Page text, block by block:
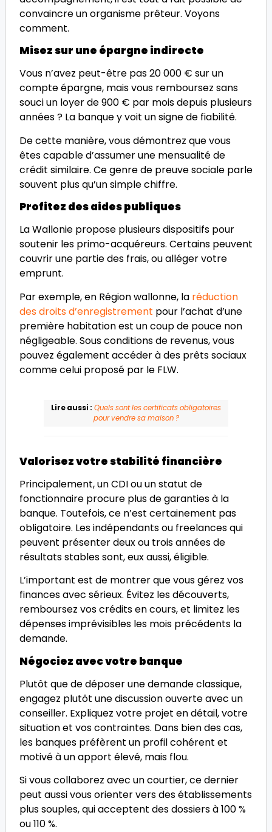
convaincre un organisme prêteur. Voyons
comment.
Misez sur une épargne indirecte
Vous n’avez peut-être pas 20 000 € sur un
compte épargne, mais vous remboursez sans
souci un loyer de 900 € par mois depuis plusieurs
années ? La banque y voit un signe de fiabilité.
De cette manière, vous démontrez que vous
êtes capable d’assumer une mensualité de
crédit similaire. Ce genre de preuve sociale parle
souvent plus qu’un simple chiffre.
Profitez des aides publiques
La Wallonie propose plusieurs dispositifs pour
soutenir les primo-acquéreurs. Certains peuvent
couvrir une partie des frais, ou alléger votre
emprunt.
Par exemple, en Région wallonne, la réduction
des droits d’enregistrement pour l’achat d’une
première habitation est un coup de pouce non
négligeable. Sous conditions de revenus, vous
pouvez également accéder à des prêts sociaux
comme celui proposé par le FLW.
Lire aussi : Quels sont les certificats obligatoires
pour vendre sa maison ?
Valorisez votre stabilité financière
Principalement, un CDI ou un statut de
fonctionnaire procure plus de garanties à la
banque. Toutefois, ce n’est certainement pas
obligatoire. Les indépendants ou freelances qui
peuvent présenter deux ou trois années de
résultats stables sont, eux aussi, éligible.
L’important est de montrer que vous gérez vos
finances avec sérieux. Évitez les découverts,
remboursez vos crédits en cours, et limitez les
dépenses imprévisibles les mois précédents la
demande.
Négociez avec votre banque
Plutôt que de déposer une demande classique,
engagez plutôt une discussion ouverte avec un
conseiller. Expliquez votre projet en détail, votre
situation et vos contraintes. Dans bien des cas,
les banques préfèrent un profil cohérent et
motivé à un apport élevé, mais flou.
Si vous collaborez avec un courtier, ce dernier
peut aussi vous orienter vers des établissements
plus souples, qui acceptent des dossiers à 100 %
ou 110 %.